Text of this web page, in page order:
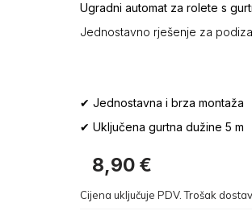
Ugradni automat za rolete s
Jednostavno rješenje za
✔ Jednostavna i brza montaža
✔ Uključena gurtna dužine 5 m
8,90 €
Cijena uključuje PDV. Trošak